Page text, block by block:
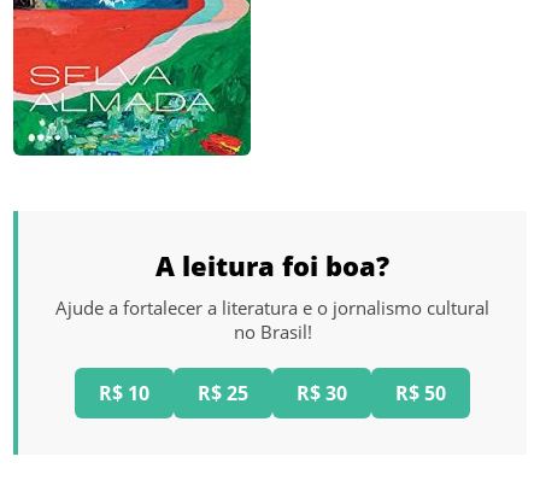
A leitura foi boa?
Ajude a fortalecer a literatura e o jornalismo cultural
no Brasil!
R$ 10 R$ 25 R$ 30 R$ 50